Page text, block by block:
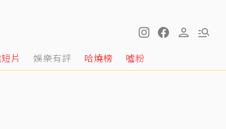
片 娛樂有評 哈燒榜 噓粉